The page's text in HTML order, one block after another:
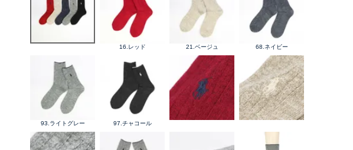
16.レッド 21.ベージュ 68.ネイビー
93.ライトグレー 97.チャコール